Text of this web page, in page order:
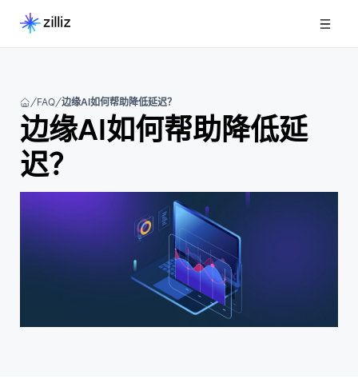
FAQ 边缘AI如何帮助降低延迟？
边缘AI如何帮助降低延
迟？